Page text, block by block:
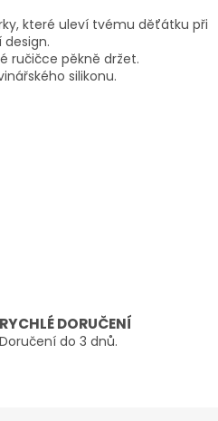
které uleví tvému děťátku při
ručičce pěkně držet.
silikonu.
RYCHLÉ DORUČENÍ
Doručení do 3 dnů.